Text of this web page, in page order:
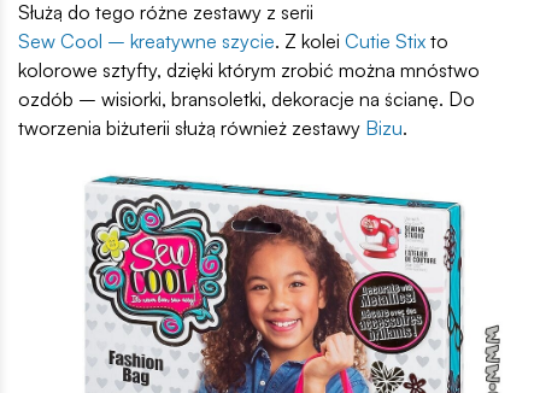
Służą do tego różne zestawy z serii
Sew Cool – kreatywne szycie. Z kolei Cutie Stix to
kolorowe sztyfty, dzięki którym zrobić można mnóstwo
ozdób – wisiorki, bransoletki, dekoracje na ścianę. Do
tworzenia biżuterii służą również zestawy Bizu.